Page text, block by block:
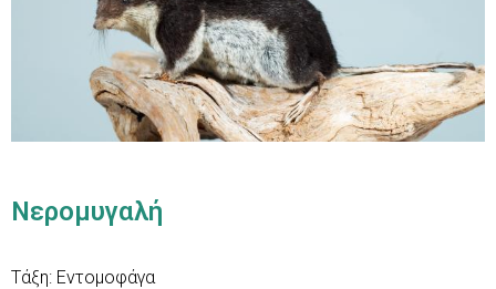
Νερομυγαλή
Τάξη: Εντομοφάγα